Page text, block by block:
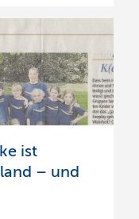
ist
– und